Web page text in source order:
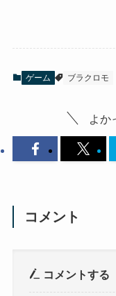
ゲーム ブラクロモ
よか
コメント
コメントする